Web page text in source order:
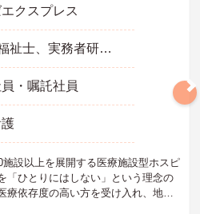
クスプレス
■介護福祉士、実務者研修、初任者研修 いずれか ※特養、老健、病院、有老などの実務経験1年以上ある方 ※身体介護の経験年以上ある方、機械浴の使用の経験のある方歓迎
・嘱託社員
設以上を展開する医療施設型ホスピ
「ひとりにはしない」という理念の
依存度の高い方を受け入れ、地域